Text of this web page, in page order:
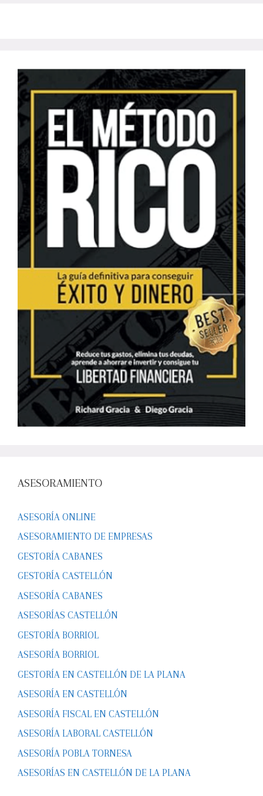
ASESORAMIENTO
ASESORÍA ONLINE
ASESORAMIENTO DE EMPRESAS
GESTORÍA CABANES
GESTORÍA CASTELLÓN
ASESORÍA CABANES
ASESORÍAS CASTELLÓN
GESTORÍA BORRIOL
ASESORÍA BORRIOL
GESTORÍA EN CASTELLÓN DE LA PLANA
ASESORÍA EN CASTELLÓN
ASESORÍA FISCAL EN CASTELLÓN
ASESORÍA LABORAL CASTELLÓN
ASESORÍA POBLA TORNESA
ASESORÍAS EN CASTELLÓN DE LA PLANA